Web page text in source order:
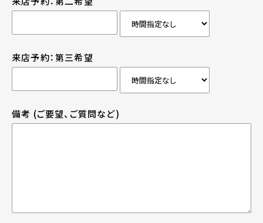
来店予約：第三希望
備考 (ご要望、ご質問など)